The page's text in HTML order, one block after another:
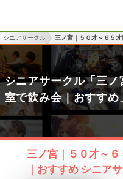
シニアサークル 三ノ宮｜５０才～６５
シニアサークル「三
室で飲み会｜おすす
三ノ宮｜５０才～
｜おすすめ シニア